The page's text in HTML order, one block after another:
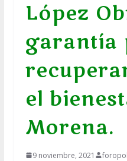
López
garantía
el
Morena.
9 noviembre, 2021